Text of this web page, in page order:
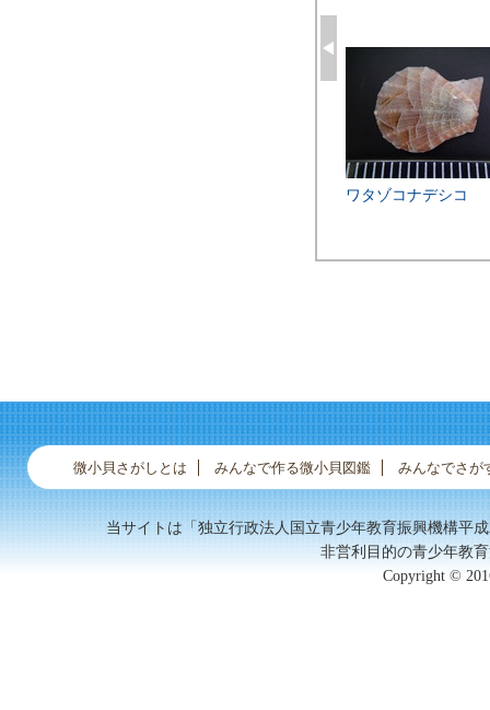
ワタゾコナデシコ
微小貝さがしとは みんなで作る微小貝図鑑 みんなでさが
当サイトは「独立行政法人国立青少年教育振興機構平
非営利目的の青少年教
Copyright ©